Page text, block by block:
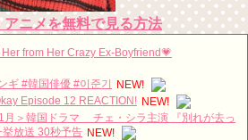
ニメを無料で見る方法
from Her Crazy Ex-Boyfriend💗
ギ #韓国俳優 #이준기
NEW!
Episode 12 REACTION! NEW!
月＞韓国ドラマ チェ・シラ主演 『別れが去っ
放送 30秒予告 NEW!